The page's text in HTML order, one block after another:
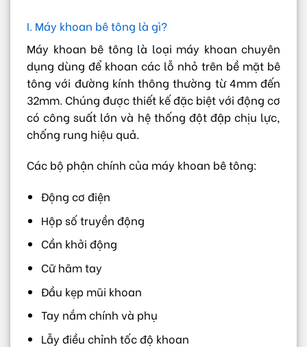
I. Máy khoan bê tông là gì?
Máy khoan bê tông là loại máy khoan chuyên
dụng dùng để khoan các lỗ nhỏ trên bề mặt bê
tông với đường kính thông thường từ 4mm đến
32mm. Chúng được thiết kế đặc biệt với động cơ
có công suất lớn và hệ thống đột đập chịu lực,
chống rung hiệu quả.
Các bộ phận chính của máy khoan bê tông:
Động cơ điện
Hộp số truyền động
Cần khởi động
Cữ hãm tay
Đầu kẹp mũi khoan
Tay nắm chính và phụ
Lẫy điều chỉnh tốc độ khoan